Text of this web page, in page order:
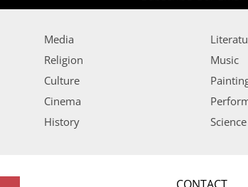
Media
Religion
Culture
Cinema
History
Music
Science